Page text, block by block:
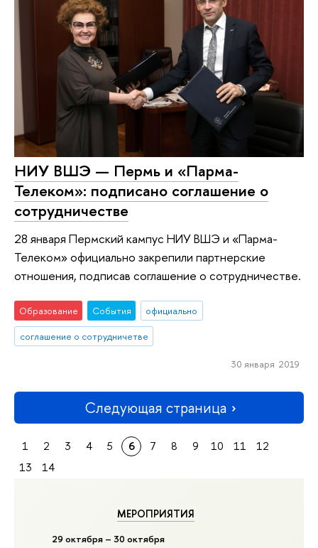
МЕРОПРИЯТИЯ
29 октября – 30 октября
НИУ ВШЭ — Пермь и «Парма-
Телеком»: подписано соглашение о
сотрудничестве
28 января Пермский кампус НИУ ВШЭ и «Парма-
Телеком» официально закрепили партнерские
отношения, подписав соглашение о сотрудничестве.
Образование События
официально
соглашение о сотрудничетве
30 января 2019
Следующая страница
1 2 3 4 5 6 7 8 9 10 11
12
13
14